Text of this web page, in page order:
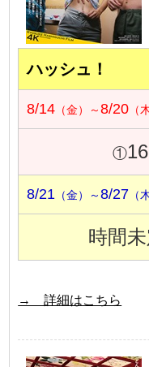
ハッシュ！
8/14 （金）～8/20 （
①
8/21 （金）～8/27 （
時間
→ 詳細はこちら